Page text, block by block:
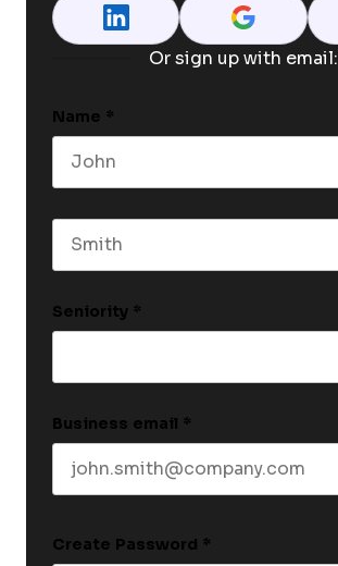
Or sign up with email:
Name *
Seniority *
Business email *
Create Password *